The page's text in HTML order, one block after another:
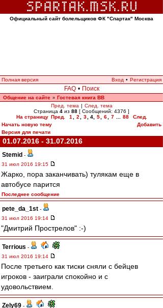
Официальный сайт болельщиков ФК "Спартак" Москва
Полная версия Вход • Регистрация
FAQ • Поиск
Общение на сайте » Гостевая книга ВВ
Пред. тема | След. тема
Страница 4 из 88 [ Сообщений: 4376 ]
На страницу Пред. 1 2 3 4, 5 6 7 88
След.
Начать новую тему
Добавить
Версия для печати
01.07.2016 - 31.07.2016
Stemid -
31 июл 2016 19:15
Жарко, пора заканчивать) тулякам еще в
автобусе парится
Последнее сообщение
pete_da_1st -
31 июл 2016 19:14
"Дмитрий Прострелов" :-)
Terrious -
31 июл 2016 19:14
После третьего как тиски сняли с бейцев
игроков - заиграли спокойно и с
удовольствием.
Zely69 -